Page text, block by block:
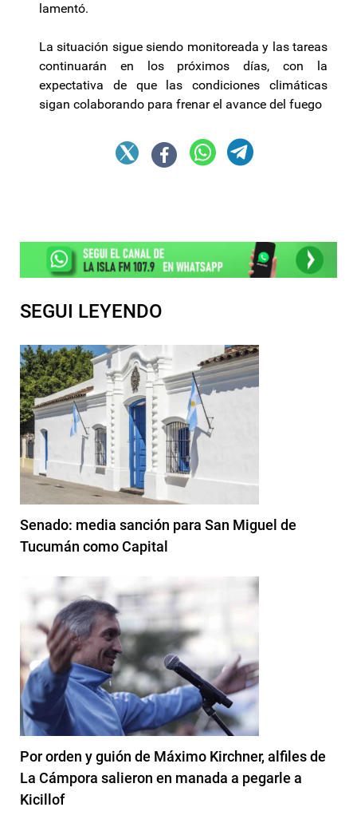
lamentó.
La situación sigue siendo monitoreada y las tareas
continuarán en los próximos días, con la
expectativa de que las condiciones climáticas
sigan colaborando para frenar el avance del fuego
SEGUI LEYENDO
Senado: media sanción para San Miguel de
Tucumán como Capital
Por orden y guión de Máximo Kirchner, alfiles de
La Cámpora salieron en manada a pegarle a
Kicillof